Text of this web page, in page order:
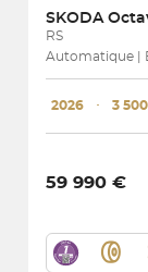
SKODA
RS
Automatique |
2026 ･ 3
59 990 €